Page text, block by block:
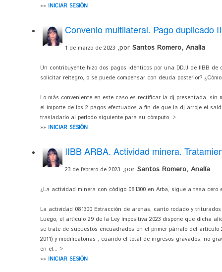
»» INICIAR SESIÓN
Convenio multilateral. Pago duplicado
1 de marzo de 2023 ,por Santos Romero, Analía
Un contribuyente hizo dos pagos idénticos por una DDJJ de IIBB
solicitar reitegro, o se puede compensar con deuda posterior?
Lo más conveniente en este caso es rectificar la dj presentada,
el importe de los 2 pagos efectuados a fin de que la dj arroje el
trasladarlo al período siguiente para su cómputo. >
»» INICIAR SESIÓN
IIBB ARBA. Actividad minera.
23 de febrero de 2023 ,por Santos Romero, Analía
¿La actividad minera con código 081300 en Arba, sigue a tasa cero
La actividad 081300 Extracción de arenas, canto rodado y
Luego, el artículo 29 de la Ley Impositiva 2023 dispone que dicha
se trate de supuestos encuadrados en el primer párrafo del artículo
2011) y modificatorias-, cuando el total de ingresos gravados, no
en el... >
»» INICIAR SESIÓN